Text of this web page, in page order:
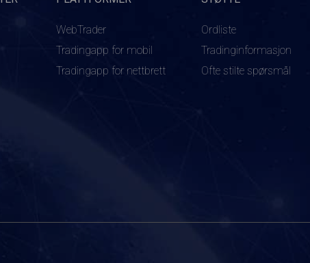
WebTrader
Tradingapp for mobil
Tradingapp for nettbrett
Ordliste
Tradinginformasjon
Ofte stilte spørsmål